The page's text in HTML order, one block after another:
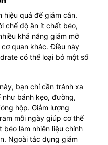
hiệu quả để giảm cân.
chế độ ăn ít chất béo,
khả năng giảm mỡ
quan khác. Điều này
có thể loại bỏ một số
bạn chỉ cần tránh xa
bánh kẹo, đường,
hộp. Giảm lượng
mỗi ngày giúp cơ thể
làm nhiên liệu chính
Ngoài tác dụng giảm